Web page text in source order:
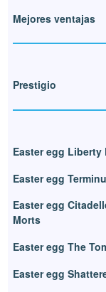
Mejores ventajas
Prestigio
Easter egg Liberty
Easter egg
Easter egg
Morts
Easter egg The
Easter egg